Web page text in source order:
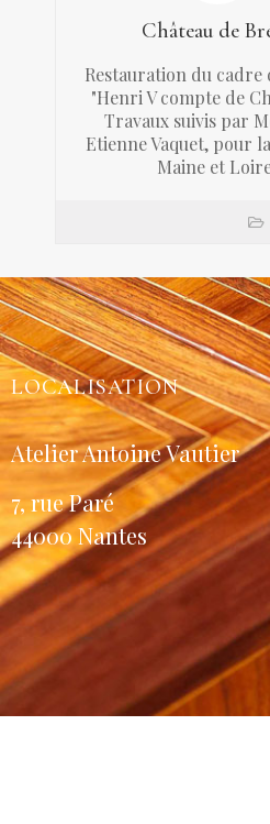
Château de
Restauration du cadre
"Henri V compte de
Travaux suivis par
Etienne Vaquet, pour
Maine et
LOCALISATION
Atelier Antoine Vautier
7, rue Paré
44000 Nantes